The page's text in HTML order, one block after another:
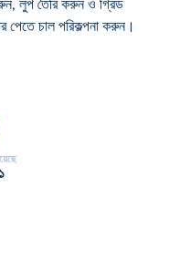
লুপ তৈরি করুন ও গ্রিড
চাল পরিকল্পনা করুন।